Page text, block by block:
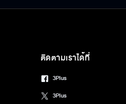
ติดตามเราได้ที่
3Plus
3Plus